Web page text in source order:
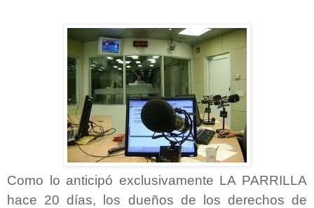
Como lo anticipó exclusivamente LA PARRILLA
hace 20 días, los dueños de los derechos de